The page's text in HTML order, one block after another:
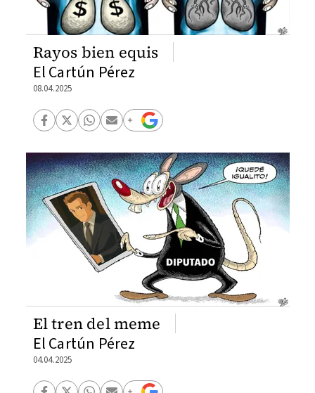
Rayos bien equis
El Cartún Pérez
08.04.2025
El tren del meme
El Cartún Pérez
04.04.2025